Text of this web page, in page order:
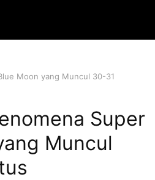
Moon yang Muncul 30-31
Super
Muncul